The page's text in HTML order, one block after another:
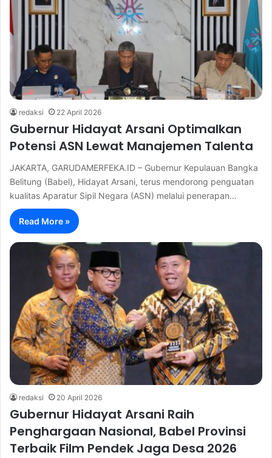
redaksi 22 April 2026
Gubernur Hidayat Arsani Optimalkan
Potensi ASN Lewat Manajemen Talenta
JAKARTA, GARUDAMERFEKA.ID – Gubernur Kepulauan Bangka
Belitung (Babel), Hidayat Arsani, terus mendorong penguatan
kualitas Aparatur Sipil Negara (ASN) melalui penerapan…
Read More »
redaksi 20 April 2026
Gubernur Hidayat Arsani Raih
Penghargaan Nasional, Babel Provinsi
Terbaik Film Pendek Jaga Desa 2026